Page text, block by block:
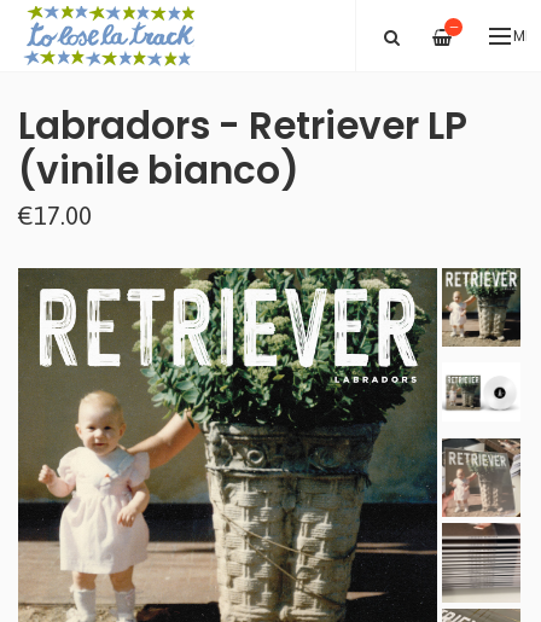
—
Labradors - Retriever LP
(vinile bianco)
€17.00